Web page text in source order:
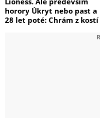
horory Úkryt nebo past a
28 let poté: Chrám z kostí